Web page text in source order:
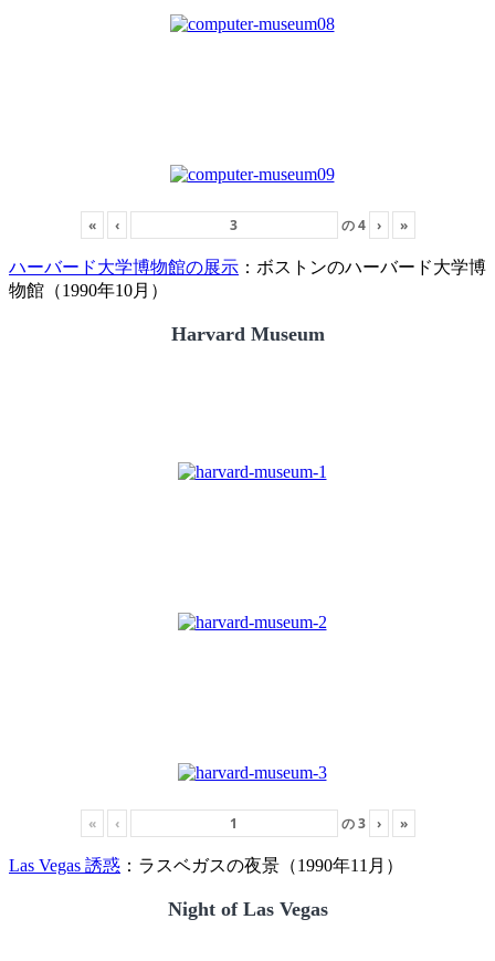
« ‹ の4 › »
ハーバード大学博物館の展示 ：ボストンのハーバード大学博
物館（1990年10月）
Harvard Museum
« ‹ の3 › »
Las Vegas 誘惑 ：ラスベガスの夜景（1990年11月）
Night of Las Vegas